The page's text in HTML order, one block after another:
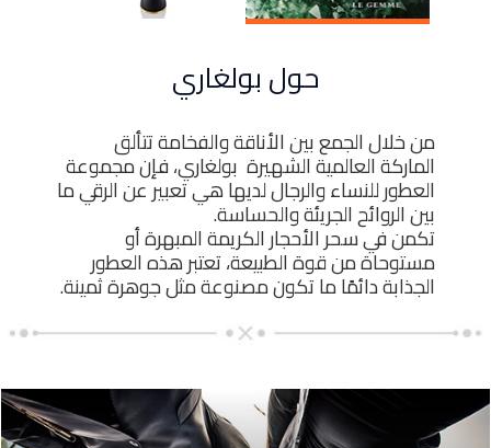
حول بولغاري
من خلال الجمع بين الأناقة والفخامة تتألق
الماركة العالمية الشهيرة بولغاري، فإن مجموعة
العطور للنساء والرجال لديها هي تعبير عن الرقي ما
بين الروائح الجريئة والحساسة.
تكمن في سحر الأحجار الكريمة المبهرة أو
مستوحاة من قوة الطبيعة، تعتبر هذه العطور
الجذابة دائمًا ما تكون مصنوعة مثل جوهرة ثمينة.